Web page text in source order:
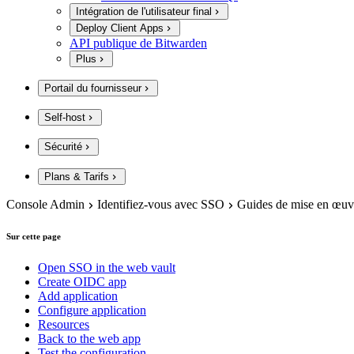
Intégration de l'utilisateur final
Deploy Client Apps
API publique de Bitwarden
Plus
Portail du fournisseur
Self-host
Sécurité
Plans & Tarifs
Console Admin Identifiez-vous avec SSO Guides de mise en
Sur cette page
Open SSO in the web vault
Create OIDC app
Add application
Configure application
Resources
Back to the web app